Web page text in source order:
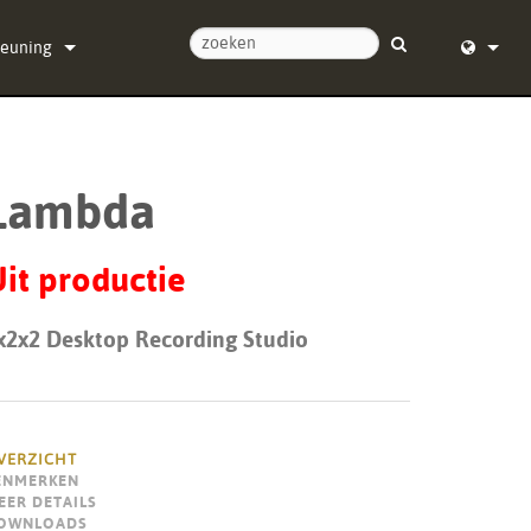
productie
Desktop Recording Studio
DETAILS